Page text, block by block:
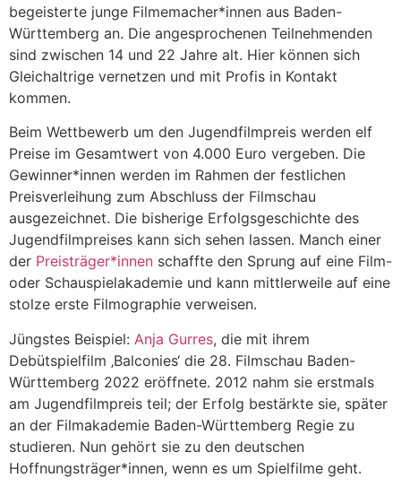
begeisterte junge Filmemacher*innen aus Baden-
Württemberg an. Die angesprochenen Teilnehmenden
sind zwischen 14 und 22 Jahre alt. Hier können sich
Gleichaltrige vernetzen und mit Profis in Kontakt
kommen.
Beim Wettbewerb um den Jugendfilmpreis werden elf
Preise im Gesamtwert von 4.000 Euro vergeben. Die
Gewinner*innen werden im Rahmen der festlichen
Preisverleihung zum Abschluss der Filmschau
ausgezeichnet. Die bisherige Erfolgsgeschichte des
Jugendfilmpreises kann sich sehen lassen. Manch einer
der Preisträger*innen schaffte den Sprung auf eine Film-
oder Schauspielakademie und kann mittlerweile auf eine
stolze erste Filmographie verweisen.
Jüngstes Beispiel: Anja Gurres, die mit ihrem
Debütspielfilm ‚Balconies‘ die 28. Filmschau Baden-
Württemberg 2022 eröffnete. 2012 nahm sie erstmals
am Jugendfilmpreis teil; der Erfolg bestärkte sie, später
an der Filmakademie Baden-Württemberg Regie zu
studieren. Nun gehört sie zu den deutschen
Hoffnungsträger*innen, wenn es um Spielfilme geht.